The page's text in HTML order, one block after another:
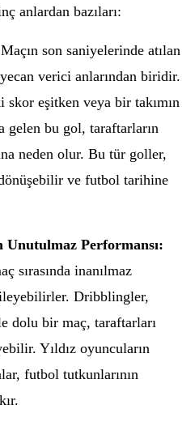
anlardan bazıları:
Maçın son saniyelerinde atılan
verici anlarından biridir.
skor eşitken veya bir takımın
gelen bu gol, taraftarların
neden olur. Bu tür goller,
ve futbol tarihine
Unutulmaz Performansı:
sırasında inanılmaz
Dribblingler,
dolu bir maç, taraftarları
Yıldız oyuncuların
futbol tutkunlarının